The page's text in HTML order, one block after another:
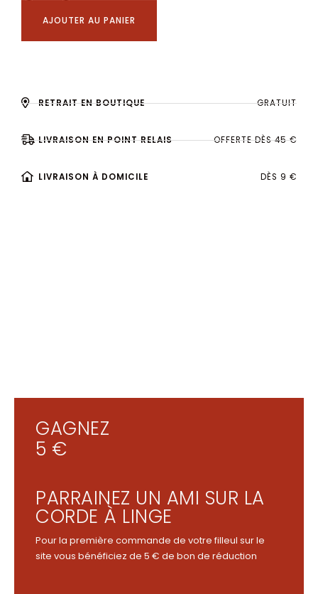
AJOUTER AU PANIER
RETRAIT EN BOUTIQUE GRATUIT
LIVRAISON EN POINT RELAIS OFFERTE DÈS 45 €
LIVRAISON À DOMICILE DÈS 9 €
GAGNEZ
5 €
PARRAINEZ UN AMI SUR LA
CORDE À LINGE
Pour la première commande de votre filleul sur le
site vous bénéficiez de 5 € de bon de réduction